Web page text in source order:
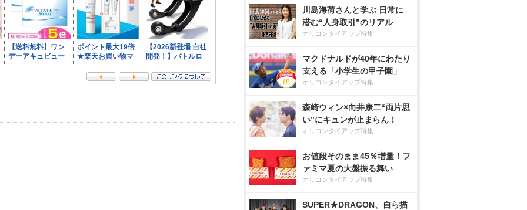
川島海荷さんと学ぶ 日常に
潜む“人身取引”のリアル
オリコンタイアップ特集
マクドナルドが40年にわたり
支える「小学生の甲子園」
オリコンタイアップ特集
森崎ウィン×向井康二“両片思
い”にキュンが止まらん！
オリコンタイアップ特集
お値段そのまま45％増量！フ
ァミマ夏の大盤振る舞い
オリコンタイアップ特集
SUPER★DRAGON、自ら描